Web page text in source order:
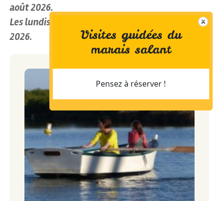
août 2026.
Les lundis et jeudis à 14h30 du 19 au 30 octobre
2026.
Visites guidées du
marais salant
Pensez à réserver !